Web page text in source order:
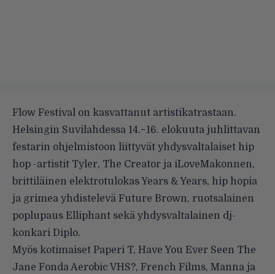
Flow Festival on kasvattanut artistikatrastaan.
Helsingin Suvilahdessa 14.−16. elokuuta juhlittavan
festarin ohjelmistoon liittyvät yhdysvaltalaiset hip
hop -artistit Tyler, The Creator ja iLoveMakonnen,
brittiläinen elektrotulokas Years & Years, hip hopia
ja grimea yhdistelevä Future Brown, ruotsalainen
poplupaus Elliphant sekä yhdysvaltalainen dj-
konkari Diplo.
Myös kotimaiset Paperi T, Have You Ever Seen The
Jane Fonda Aerobic VHS?, French Films, Manna ja